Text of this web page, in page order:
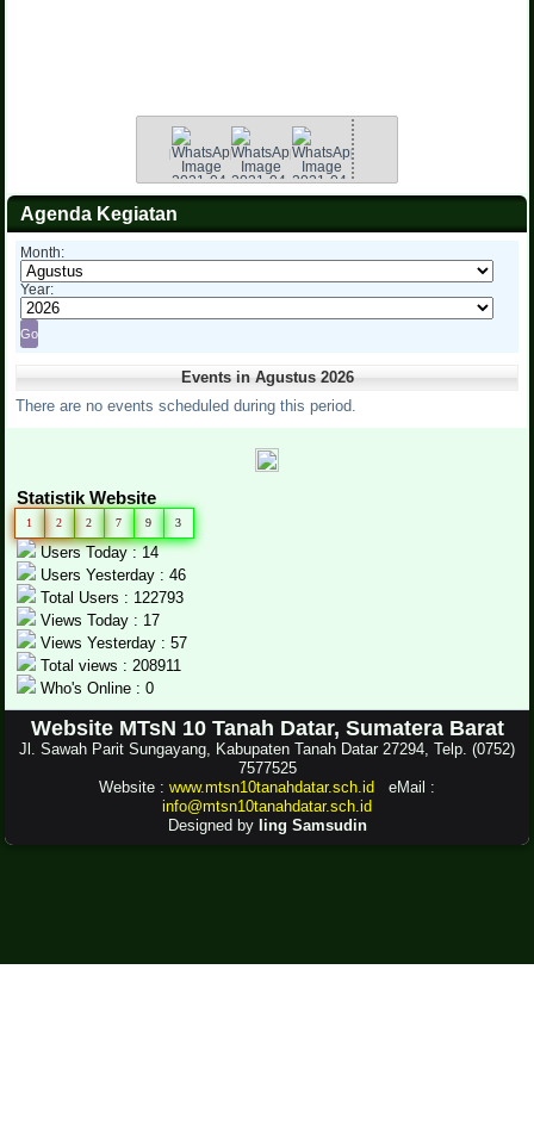
Agenda Kegiatan
Month:
Year:
Events in Agustus 2026
There are no events scheduled during this period.
Statistik Website
1 2 2 7 9 3
Users Today : 14
Users Yesterday : 46
Total Users : 122793
Views Today : 17
Views Yesterday : 57
Total views : 208911
Who's Online : 0
Website MTsN 10 Tanah Datar, Sumatera Barat
Jl. Sawah Parit Sungayang, Kabupaten Tanah Datar 27294, Telp. (0752)
7577525
Website : www.mtsn10tanahdatar.sch.id eMail :
info@mtsn10tanahdatar.sch.id
Designed by Iing Samsudin